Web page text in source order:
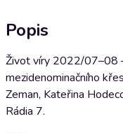
Popis
Život víry 2022/07–08
mezidenominačního
Zeman, Kateřina
Rádia 7.